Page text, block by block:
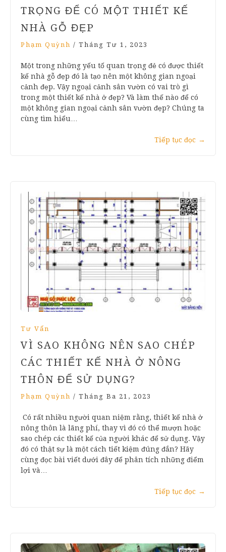
TRỌNG ĐỂ CÓ MỘT THIẾT KẾ
NHÀ GỖ ĐẸP
Phạm Quỳnh / Tháng Tư 1, 2023
Một trong những yếu tố quan trọng đẻ có được thiết
kế nhà gỗ đẹp đó là tạo nên một không gian ngoại
cảnh đẹp. Vậy ngoại cảnh sân vườn có vai trò gì
trong một thiết kế nhà ở đẹp? Và làm thế nào để có
một không gian ngoại cảnh sân vườn đẹp? Chúng ta
cùng tìm hiểu…
Tiếp tục đọc →
Tư Vấn
VÌ SAO KHÔNG NÊN SAO CHÉP
CÁC THIẾT KẾ NHÀ Ở NÔNG
THÔN ĐỂ SỬ DỤNG?
Phạm Quỳnh / Tháng Ba 21, 2023
Có rất nhiều người quan niệm rằng, thiết kế nhà ở
nông thôn là lãng phí, thay vì đó có thể mượn hoặc
sao chép các thiết kế của người khác để sử dụng. Vậy
đó có thật sự là một cách tiết kiệm đúng đắn? Hãy
cùng đọc bài viết dưới đây để phân tích những điểm
lợi và…
Tiếp tục đọc →